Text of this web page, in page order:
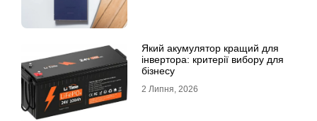
Який акумулятор кращий для
інвертора: критерії вибору для
бізнесу
2 Липня, 2026